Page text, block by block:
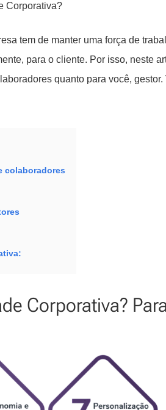
Corporativa?
tem de manter uma força de
para o cliente. Por isso, neste
quanto para você, gestor.
colaboradores
Corporativa?